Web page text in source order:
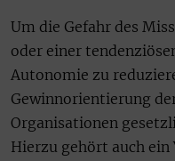
Um die Gefahr des
oder einer
Autonomie zu
Gewinnorientierung
Organisationen
Hierzu gehört auch